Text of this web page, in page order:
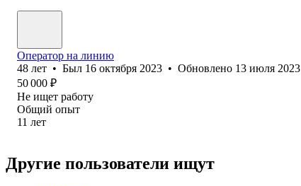
Оператор на линию
48 лет • Был 16 октября 2023 • Обновлено 13 июля 2023
50 000 ₽
Не ищет работу
Общий опыт
11 лет
Другие пользователи ищут